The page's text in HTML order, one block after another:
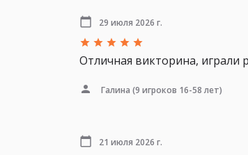
29 июля 2026 г.
Отличная викторина, играли
Галина (9 игроков 16-58 лет)
21 июля 2026 г.